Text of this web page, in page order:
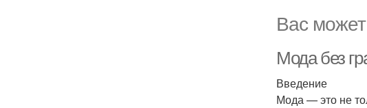
Вас
Мода без
Введение
Мода — это не